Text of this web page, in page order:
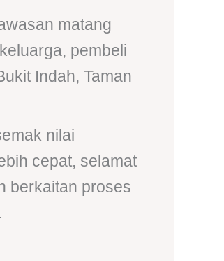
matang
pembeli
Indah, Taman
nilai
cepat, selamat
berkaitan proses